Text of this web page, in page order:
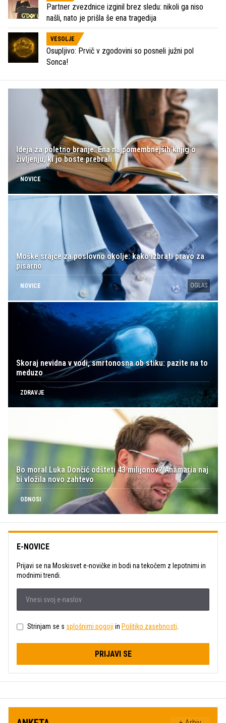
Partner zvezdnice izginil brez sledu: nikoli ga niso
našli, nato je prišla še ena tragedija
VESOLJE
Osupljivo: Prvič v zgodovini so posneli južni pol
Sonca!
Ideja za poletno branje: Ena najpomembnejših knjig o
življenju, ki jo boste prebrali
NOVICE
Moške srajce za poslovno okolje: kako izbrati pravo za
pisarno
NOVICE OGLAS
Skoraj nevidna v vodi, smrtonosna ob stiku: pazite na to
meduzo
ZDRAVJE
Bo moral Luka Dončić odšteti 43 milijonov? Anamaria naj
bi vložila novo zahtevo
ODNOSI
E-NOVICE
Prijavi se na Moskisvet e-novičke in bodi na tekočem z lepotnimi in
modnimi trendi.
Strinjam se s splošnimi pogoji in Politiko zasebnosti.
PRIJAVI SE